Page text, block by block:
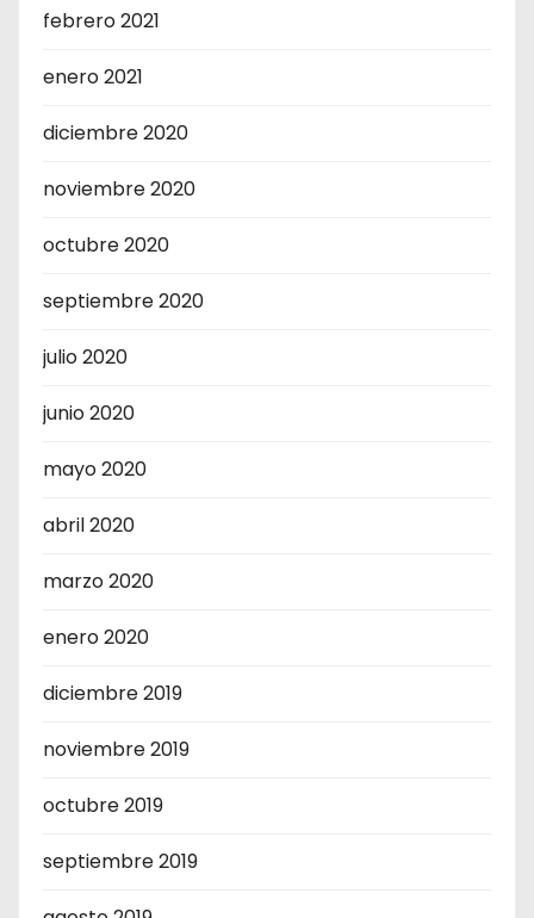
febrero 2021
enero 2021
diciembre 2020
noviembre 2020
octubre 2020
septiembre 2020
julio 2020
junio 2020
mayo 2020
abril 2020
marzo 2020
enero 2020
diciembre 2019
noviembre 2019
octubre 2019
septiembre 2019